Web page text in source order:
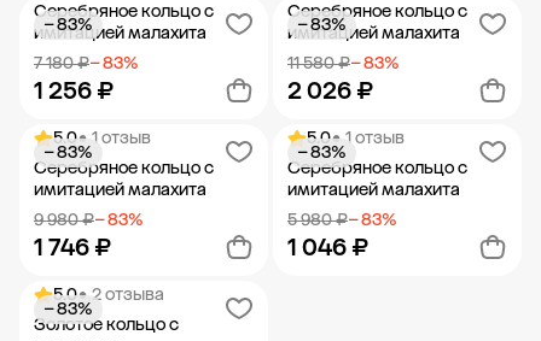
Добавить в корзину Добавить в корзину
Серебряное кольцо с
имитацией малахита
7 180 ₽− 83%
1 256 ₽
− 83%
Добавить в корзину
Серебряное кольцо с
имитацией малахита
11 580 ₽− 83%
2 026 ₽
− 83%
Добавить в корзину
5.0• 1 отзыв
Серебряное кольцо с
имитацией малахита
9 980 ₽− 83%
1 746 ₽
− 83%
Добавить в корзину
5.0• 1 отзыв
Серебряное кольцо с
имитацией малахита
5 980 ₽− 83%
1 046 ₽
− 83%
5.0• 2 отзыва
Золотое кольцо с
− 83%